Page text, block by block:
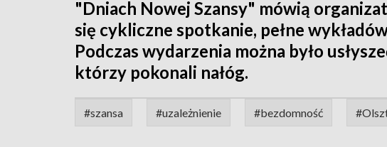
"Dniach Nowej Szansy" mówią
się cykliczne spotkanie, pełne
Podczas wydarzenia można było
którzy pokonali nałóg.
#szansa #uzależnienie #bezdomność